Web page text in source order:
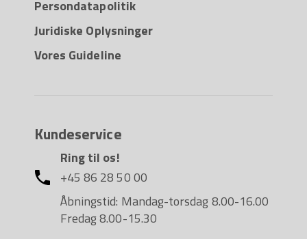
Persondatapolitik
Juridiske Oplysninger
Vores Guideline
Kundeservice
Ring til os!
+45 86 28 50 00
Åbningstid: Mandag-torsdag 8.00-16.00
Fredag 8.00-15.30